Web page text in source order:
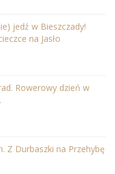
jedź w Bieszczady!
na Jasło
Rowerowy dzień w
Z Durbaszki na Przehybę